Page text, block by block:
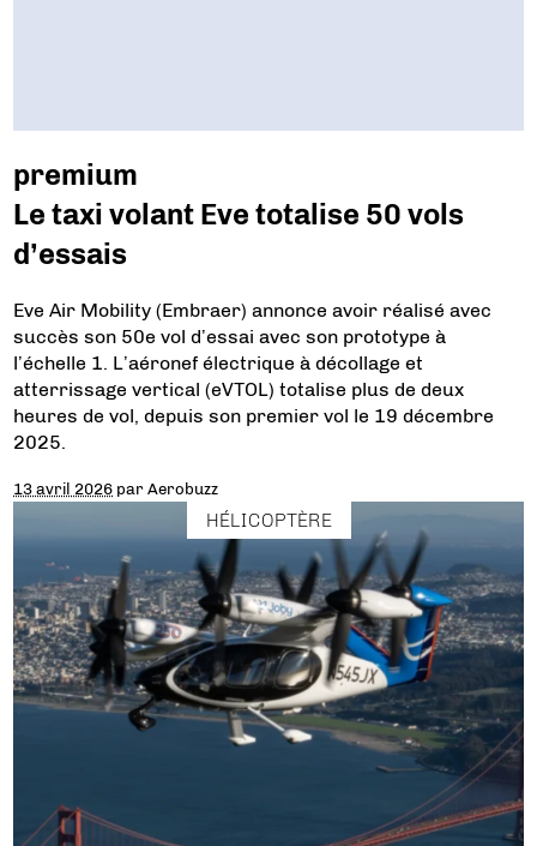
premium
Le taxi volant Eve totalise 50 vols
d’essais
Eve Air Mobility (Embraer) annonce avoir réalisé avec
succès son 50e vol d’essai avec son prototype à
l’échelle 1. L’aéronef électrique à décollage et
atterrissage vertical (eVTOL) totalise plus de deux
heures de vol, depuis son premier vol le 19 décembre
2025.
13 avril 2026 parAerobuzz
HÉLICOPTÈRE